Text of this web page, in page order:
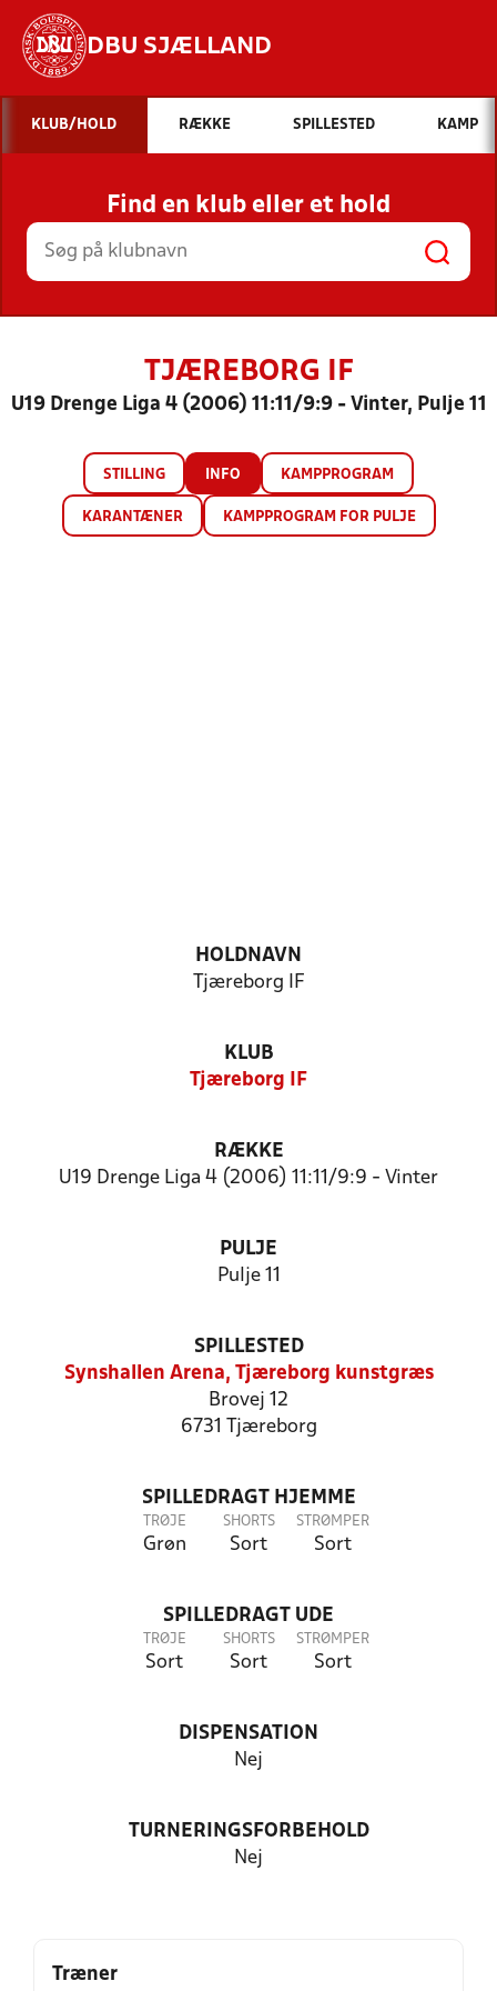
DBU SJÆLLAND
Hvad vil du søge efter?
INDHOLD OG NYHEDER
STILLINGER, RESULTATER, KLUBBER OG
HOLD
KLUB/HOLD RÆKKE SPILLESTED KAMP
Find en klub eller et hold
TJÆREBORG IF
U19 Drenge Liga 4 (2006) 11:11/9:9 - Vinter, Pulje 11
STILLING INFO KAMPPROGRAM
KARANTÆNER KAMPPROGRAM FOR PULJE
HOLDNAVN
Tjæreborg IF
KLUB
Tjæreborg IF
RÆKKE
U19 Drenge Liga 4 (2006) 11:11/9:9 - Vinter
PULJE
Pulje 11
SPILLESTED
Synshallen Arena, Tjæreborg kunstgræs
Brovej 12
6731 Tjæreborg
SPILLEDRAGT HJEMME
TRØJE
Grøn
SHORTS
Sort
STRØMPER
Sort
SPILLEDRAGT UDE
TRØJE
Sort
SHORTS
Sort
STRØMPER
Sort
DISPENSATION
Nej
TURNERINGSFORBEHOLD
Nej
Træner